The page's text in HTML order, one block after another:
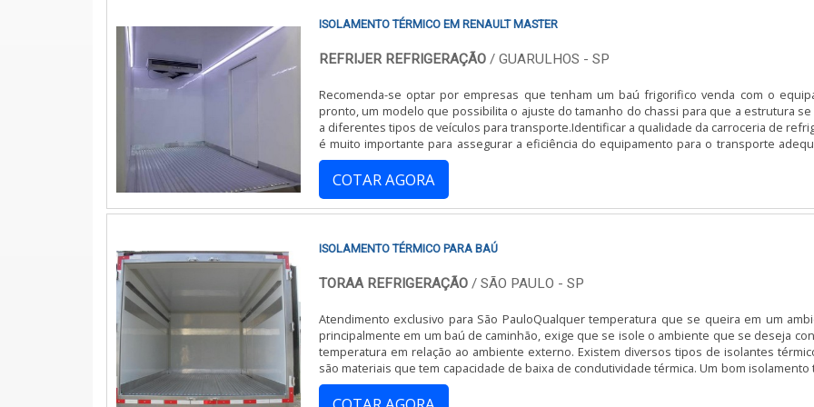
Não, o isolamento é projetado para se integrar perfeitamente ao interior do Renault Kangoo, mantendo sua aparência original.
QUANTO TEMPO LEVA PARA INSTALAR O ISOLAMENTO TÉRMICO?
A instalação pode ser realizada em um único dia por profissionais qualificados. É um processo rápido e eficiente.
O ISOLAMENTO TÉRMICO É RESISTENTE A VAZAMENTOS?
Sim, nosso isolamento utiliza materiais impermeáveis que evitam qualquer tipo de infiltração de líquidos.
Sim, a remoção pode ser realizada, mas recomendamos que seja feita por profissionais para evitar danos ao veículo.
ISOLAMENTO TÉRMICO EM RENAULT MASTER
REFRIJER REFRIGERAÇÃO / GUARULHOS - SP
Recomenda-se optar por empresas que tenham um baú frigorifico venda com o
pronto, um modelo que possibilita o ajuste do tamanho do chassi para que a estrutura se
a diferentes tipos de veículos para transporte.Identificar a qualidade da carroceria de
é muito importante para assegurar a eficiência do equipamento para o transporte
produtos alimentícios, que necessitam de temperaturas específicas ...
COTAR AGORA
ISOLAMENTO TÉRMICO PARA BAÚ
TORAA REFRIGERAÇÃO / SÃO PAULO - SP
Atendimento exclusivo para São PauloQualquer temperatura que se queira em um
principalmente em um baú de caminhão, exige que se isole o ambiente que se deseja
temperatura em relação ao ambiente externo. Existem diversos tipos de isolantes
são materiais que tem capacidade de baixa de condutividade térmica. Um bom isolamento
para baú, tem que levar em consideração o uso que se destina. DETALHE...